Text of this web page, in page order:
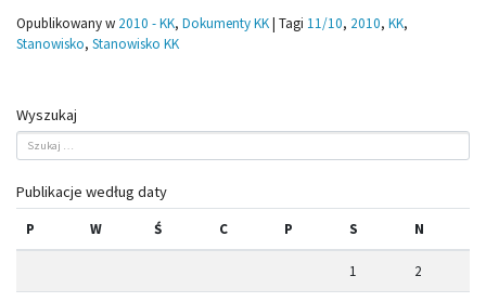
Opublikowany w 2010 - KK, Dokumenty KK| Tagi 11/10, 2010, KK,
Stanowisko, Stanowisko KK
Wyszukaj
Publikacje według daty
P W Ś C P S N
1 2